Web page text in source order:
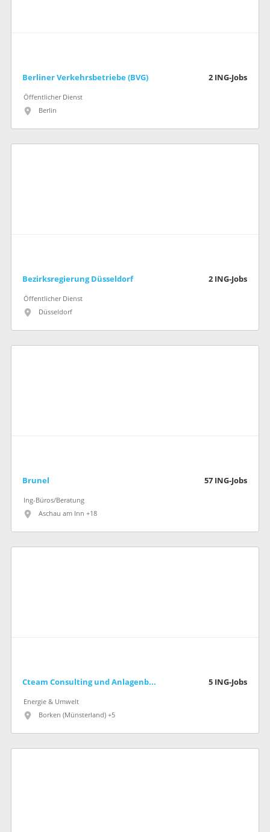
Berliner Verkehrsbetriebe (BVG) 2 ING-Jobs
Öffentlicher Dienst
Berlin
Bezirksregierung Düsseldorf 2 ING-Jobs
Öffentlicher Dienst
Düsseldorf
Brunel 57 ING-Jobs
Ing-Büros/Beratung
Aschau am Inn +18
Cteam Consulting und Anlagenbau GmbH 5 ING-Jobs
Energie & Umwelt
Borken (Münsterland) +5